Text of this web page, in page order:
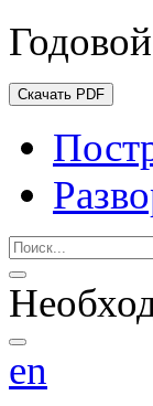
Скачать PDF
en